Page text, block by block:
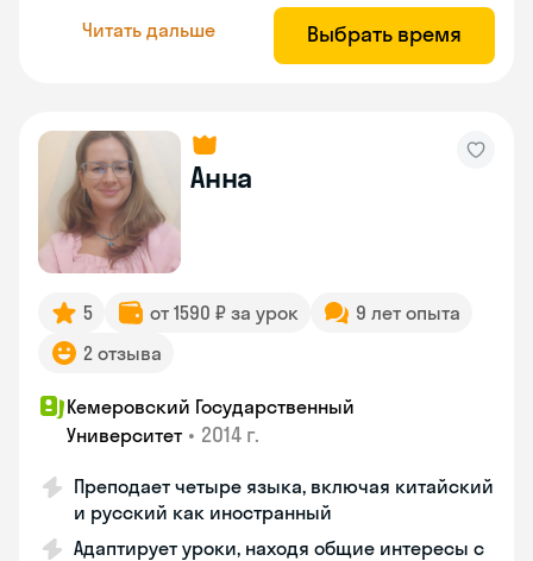
Читать дальше Выбрать время
Анна
5 от 1590 ₽ за урок
9 лет опыта
2 отзыва
Кемеровский Государственный
Университет • 2014 г.
Преподает четыре языка, включая китайский
и русский как иностранный
Адаптирует уроки, находя общие интересы с